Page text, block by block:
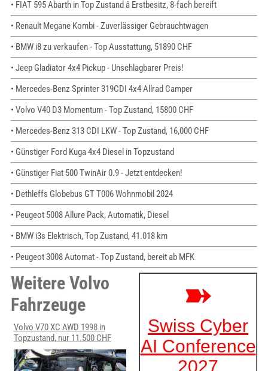
• FIAT 595 Abarth in Top Zustand â Erstbesitz, 8-fach bereift
• Renault Megane Kombi - Zuverlässiger Gebrauchtwagen
• BMW i8 zu verkaufen - Top Ausstattung, 51890 CHF
• Jeep Gladiator 4x4 Pickup - Unschlagbarer Preis!
• Mercedes-Benz Sprinter 319CDI 4x4 Allrad Camper
• Volvo V40 D3 Momentum - Top Zustand, 15800 CHF
• Mercedes-Benz 313 CDI LKW - Top Zustand, 16,000 CHF
• Günstiger Ford Kuga 4x4 Diesel in Topzustand
• Günstiger Fiat 500 TwinAir 0.9 - Jetzt entdecken!
• Dethleffs Globebus GT T006 Wohnmobil 2024
• Peugeot 5008 Allure Pack, Automatik, Diesel
• BMW i3s Elektrisch, Top Zustand, 41.018 km
• Peugeot 3008 Automat - Top Zustand, bereit ab MFK
Weitere Volvo
Fahrzeuge
Volvo V70 XC AWD 1998 in
Topzustand, nur 11.500 CHF